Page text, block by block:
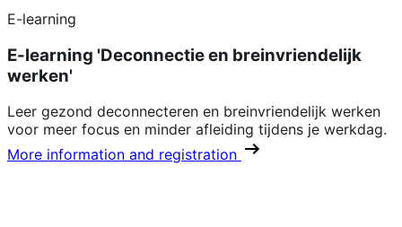
E-learning
E-learning 'Deconnectie en breinvriendelijk
werken'
Leer gezond deconnecteren en breinvriendelijk werken
voor meer focus en minder afleiding tijdens je werkdag.
More information and registration